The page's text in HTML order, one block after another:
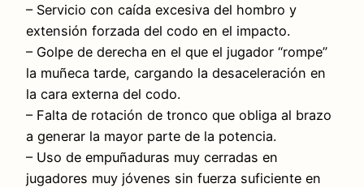
– Servicio con caída excesiva del hombro y
extensión forzada del codo en el impacto.
– Golpe de derecha en el que el jugador “rompe”
la muñeca tarde, cargando la desaceleración en
la cara externa del codo.
– Falta de rotación de tronco que obliga al brazo
a generar la mayor parte de la potencia.
– Uso de empuñaduras muy cerradas en
jugadores muy jóvenes sin fuerza suficiente en